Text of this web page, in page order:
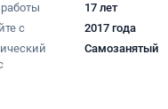
17 лет
с
2017 года
Самозанятый